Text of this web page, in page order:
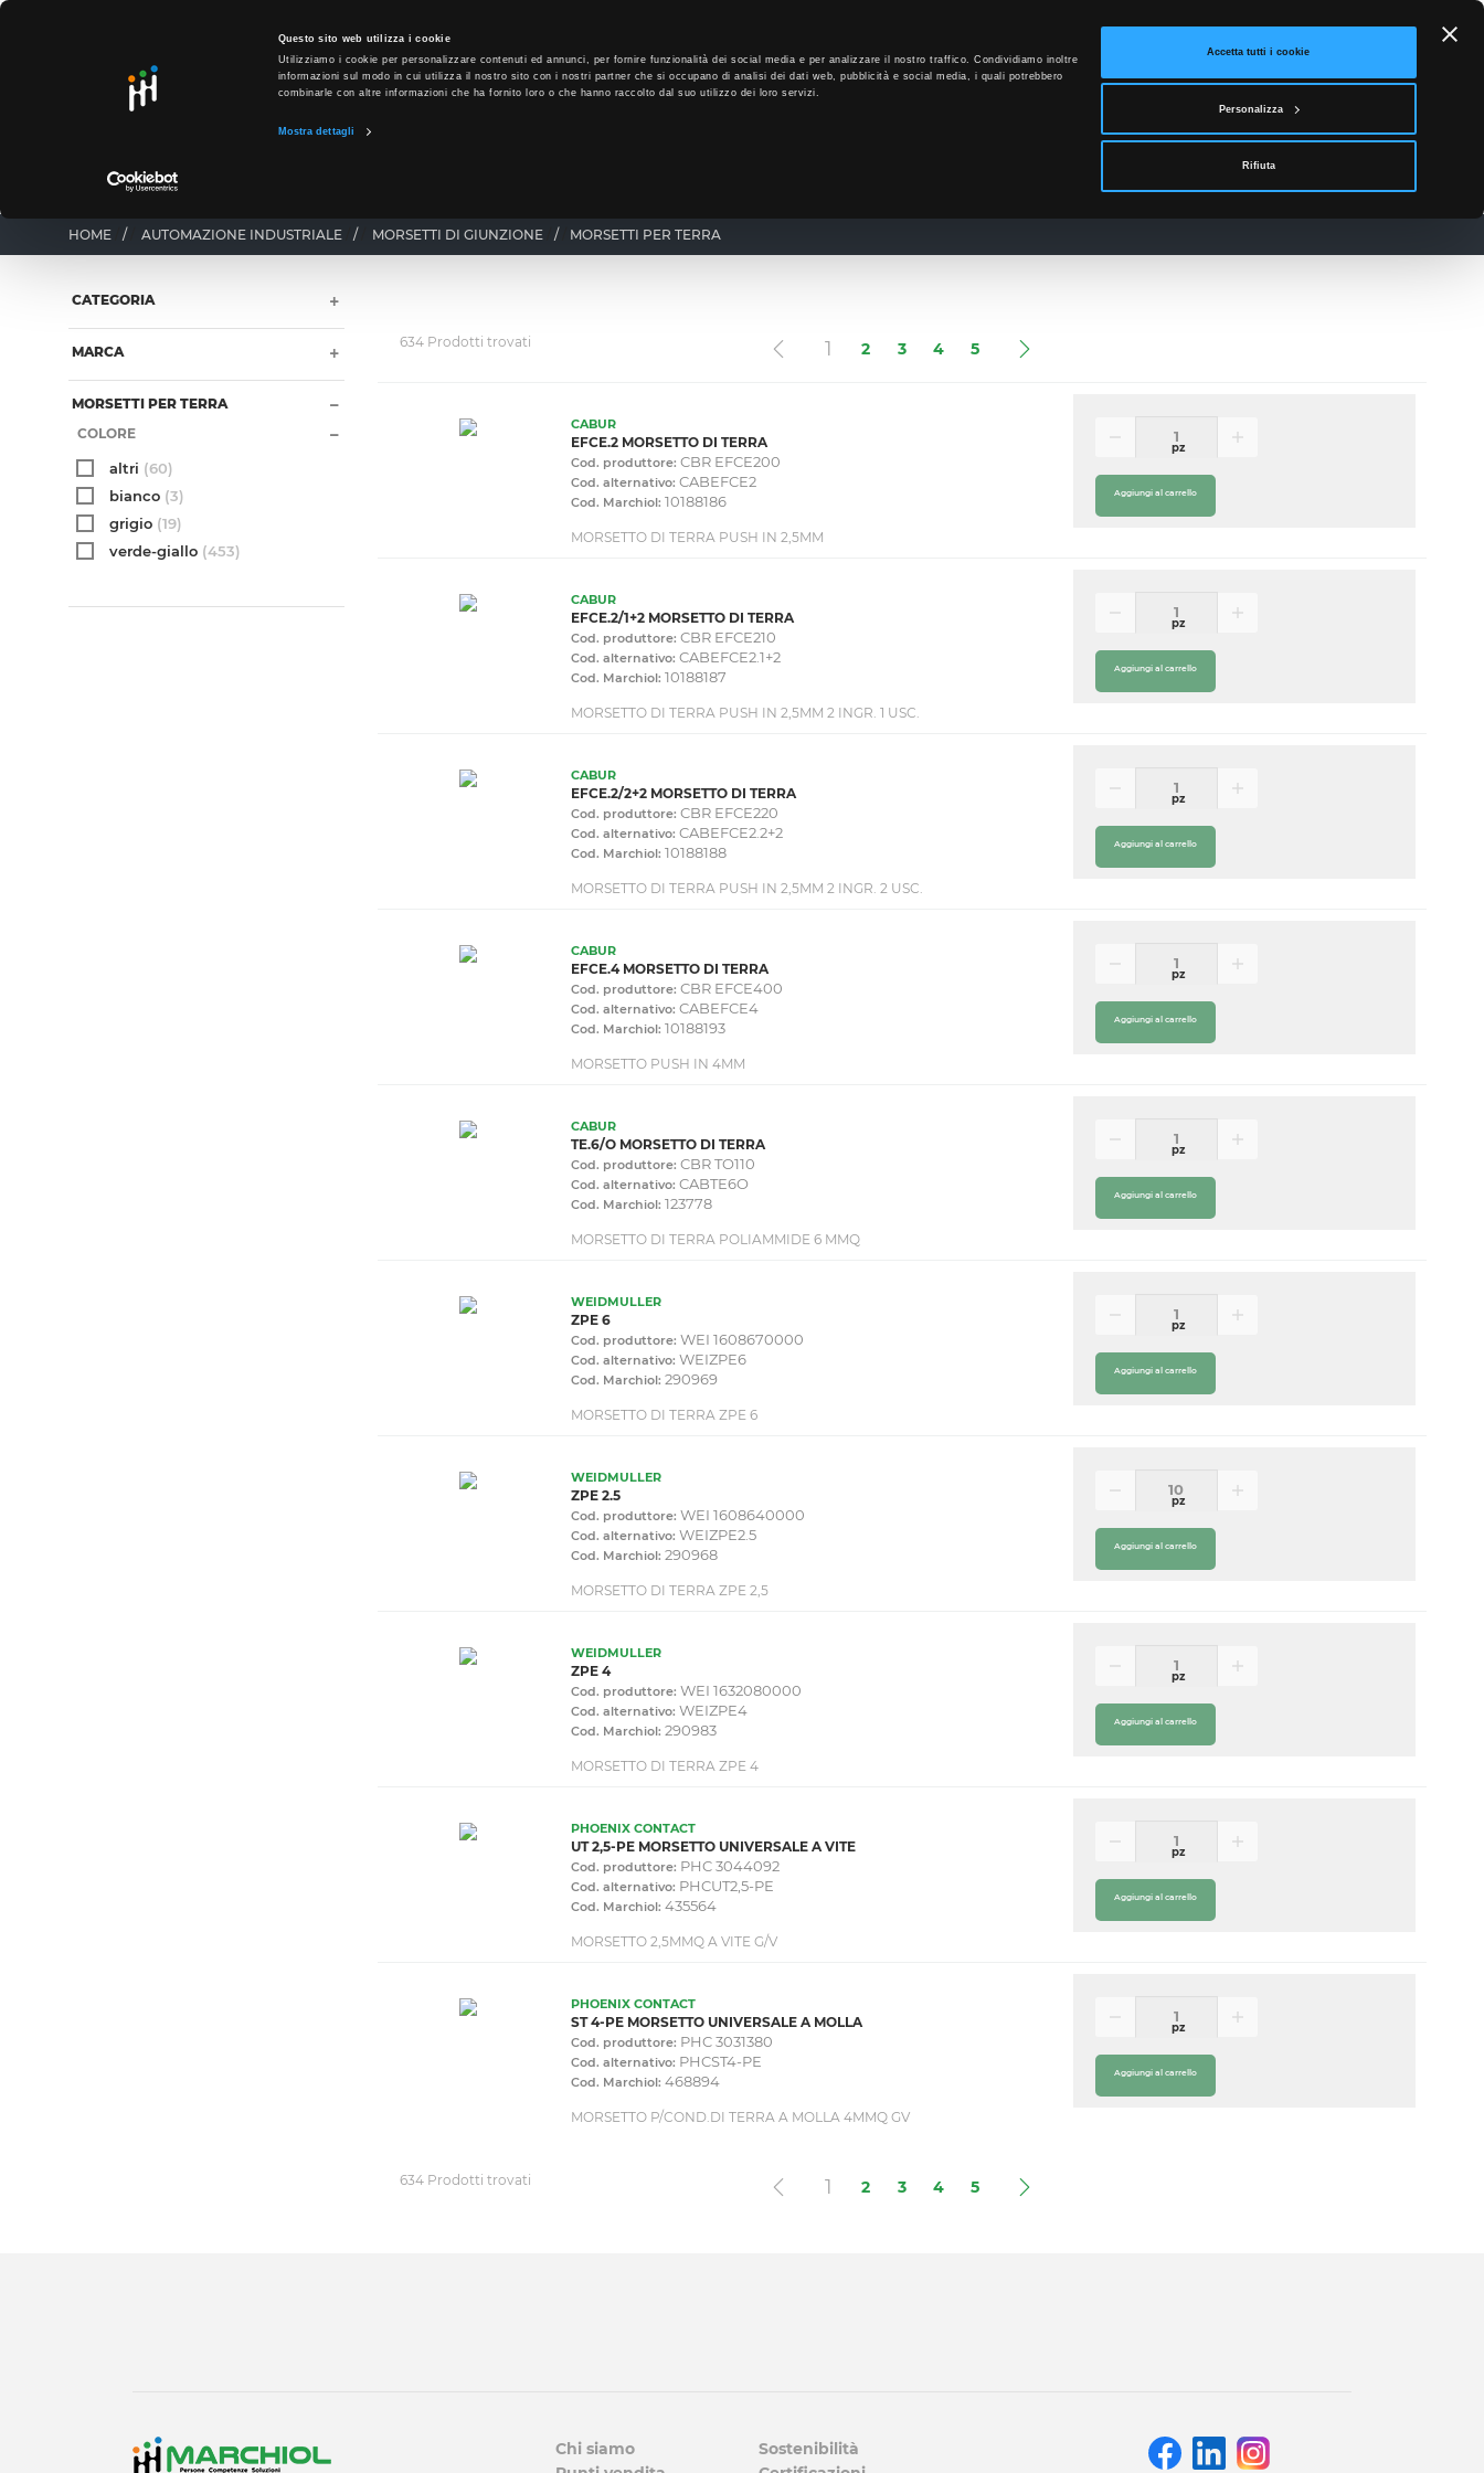
Questo sito web utilizza i cookie
Utilizziamo i cookie per personalizzare contenuti ed annunci, per fornire funzionalità dei social media e per analizzare il nostro traffico. Condividiamo inoltre
informazioni sul modo in cui utilizza il nostro sito con i nostri partner che si occupano di analisi dei dati web, pubblicità e social media, i quali potrebbero
combinarle con altre informazioni che ha fornito loro o che hanno raccolto dal suo utilizzo dei loro servizi.
Mostra dettagli
Accetta tutti i cookie
Personalizza
Rifiuta
text.skipToContent
text.skipToNavigation
Accedi
PRODOTTI News Contatti
HOME / AUTOMAZIONE INDUSTRIALE / MORSETTI DI GIUNZIONE / MORSETTI PER TERRA
CATEGORIA
MARCA
MORSETTI PER TERRA
COLORE
altri (60)
bianco (3)
grigio (19)
verde-giallo (453)
634 Prodotti trovati 1 (current)
2 3 4 5
CABUR
EFCE.2 MORSETTO DI TERRA
Cod. produttore: CBR EFCE200
Cod. alternativo: CABEFCE2
Cod. Marchiol: 10188186
MORSETTO DI TERRA PUSH IN 2,5MM
pz
Aggiungi al carrello
CABUR
EFCE.2/1+2 MORSETTO DI TERRA
Cod. produttore: CBR EFCE210
Cod. alternativo: CABEFCE2.1+2
Cod. Marchiol: 10188187
MORSETTO DI TERRA PUSH IN 2,5MM 2 INGR. 1 USC.
pz
Aggiungi al carrello
CABUR
EFCE.2/2+2 MORSETTO DI TERRA
Cod. produttore: CBR EFCE220
Cod. alternativo: CABEFCE2.2+2
Cod. Marchiol: 10188188
MORSETTO DI TERRA PUSH IN 2,5MM 2 INGR. 2 USC.
pz
Aggiungi al carrello
CABUR
EFCE.4 MORSETTO DI TERRA
Cod. produttore: CBR EFCE400
Cod. alternativo: CABEFCE4
Cod. Marchiol: 10188193
MORSETTO PUSH IN 4MM
pz
Aggiungi al carrello
CABUR
TE.6/O MORSETTO DI TERRA
Cod. produttore: CBR TO110
Cod. alternativo: CABTE6O
Cod. Marchiol: 123778
MORSETTO DI TERRA POLIAMMIDE 6 MMQ
pz
Aggiungi al carrello
WEIDMULLER
ZPE 6
Cod. produttore: WEI 1608670000
Cod. alternativo: WEIZPE6
Cod. Marchiol: 290969
MORSETTO DI TERRA ZPE 6
pz
Aggiungi al carrello
WEIDMULLER
ZPE 2.5
Cod. produttore: WEI 1608640000
Cod. alternativo: WEIZPE2.5
Cod. Marchiol: 290968
MORSETTO DI TERRA ZPE 2,5
pz
Aggiungi al carrello
WEIDMULLER
ZPE 4
Cod. produttore: WEI 1632080000
Cod. alternativo: WEIZPE4
Cod. Marchiol: 290983
MORSETTO DI TERRA ZPE 4
pz
Aggiungi al carrello
PHOENIX CONTACT
UT 2,5-PE MORSETTO UNIVERSALE A VITE
Cod. produttore: PHC 3044092
Cod. alternativo: PHCUT2,5-PE
Cod. Marchiol: 435564
MORSETTO 2,5MMQ A VITE G/V
pz
Aggiungi al carrello
PHOENIX CONTACT
ST 4-PE MORSETTO UNIVERSALE A MOLLA
Cod. produttore: PHC 3031380
Cod. alternativo: PHCST4-PE
Cod. Marchiol: 468894
MORSETTO P/COND.DI TERRA A MOLLA 4MMQ GV
pz
Aggiungi al carrello
634 Prodotti trovati 1 (current)
2 3 4 5
Chi siamo
Sostenibilità